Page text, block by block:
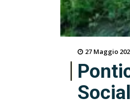
27 Maggio